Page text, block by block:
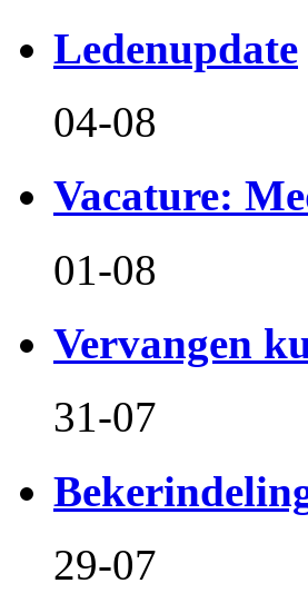
Ledenupdate
04-08
Vacature:
01-08
Vervangen
31-07
29-07